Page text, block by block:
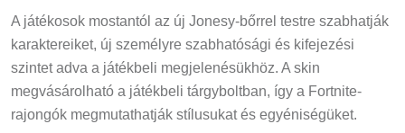
A játékosok mostantól az új Jonesy-bőrrel testre szabhatják
karaktereiket, új személyre szabhatósági és kifejezési
szintet adva a játékbeli megjelenésükhöz. A skin
megvásárolható a játékbeli tárgyboltban, így a Fortnite-
rajongók megmutathatják stílusukat és egyéniségüket.